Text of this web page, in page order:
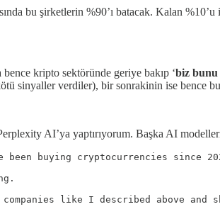
bu şirketlerin %90’ı batacak. Kalan
kripto sektöründe geriye bakıp ‘biz bunu
sinyaller verdiler), bir sonrakinin ise bence
AI’ya yaptırıyorum. Başka AI
been buying cryptocurrencies
like I described above and